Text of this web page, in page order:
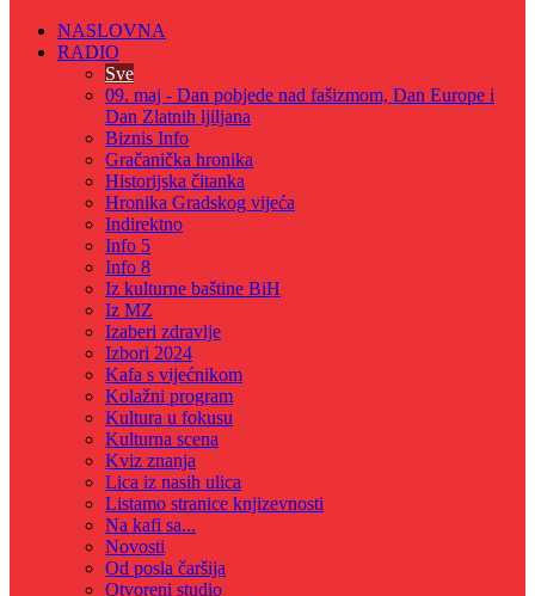
NASLOVNA
RADIO
Sve
09. maj - Dan pobjede nad fašizmom, Dan Europe i
Dan Zlatnih ljiljana
Biznis Info
Gračanička hronika
Historijska čitanka
Hronika Gradskog vijeća
Indirektno
Info 5
Info 8
Iz kulturne baštine BiH
Iz MZ
Izaberi zdravlje
Izbori 2024
Kafa s vijećnikom
Kolažni program
Kultura u fokusu
Kulturna scena
Kviz znanja
Lica iz nasih ulica
Listamo stranice knjizevnosti
Na kafi sa...
Novosti
Od posla čaršija
Otvoreni studio